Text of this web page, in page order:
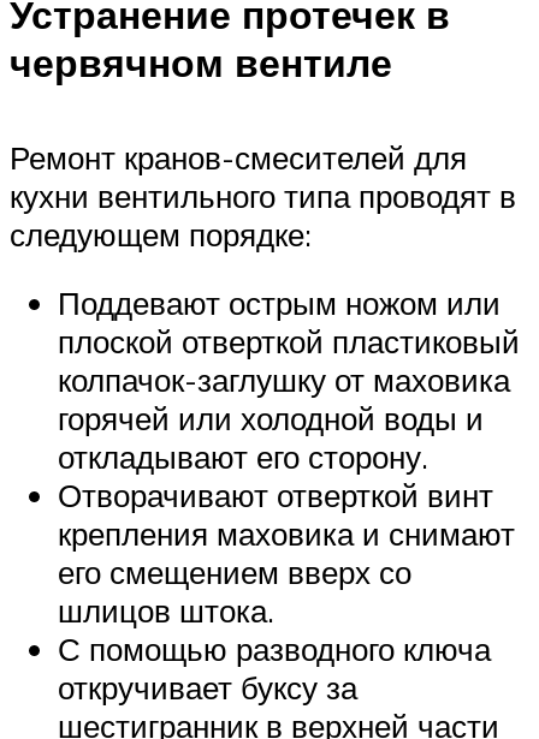
Устранение протечек в
червячном вентиле
Ремонт кранов-смесителей для
кухни вентильного типа проводят в
следующем порядке:
Поддевают острым ножом или
плоской отверткой пластиковый
колпачок-заглушку от маховика
горячей или холодной воды и
откладывают его сторону.
Отворачивают отверткой винт
крепления маховика и снимают
его смещением вверх со
шлицов штока.
С помощью разводного ключа
откручивает буксу за
шестигранник в верхней части